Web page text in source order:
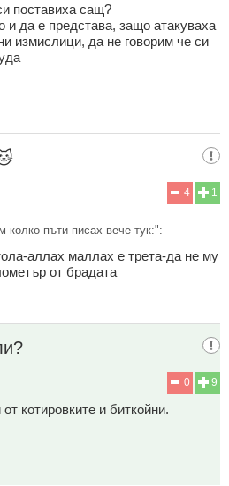
поставиха сащ?
да е представа, защо атакуваха
измислици, да не говорим че си
1
4
колко пъти писах вече тук:":
аллах маллах е трета-да не му
от брадата
9
0
котировките и биткойни.